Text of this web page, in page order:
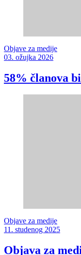
Objave za medije
03. ožujka 2026
58% članova
Objave za medije
11. studenog 2025
Objava za